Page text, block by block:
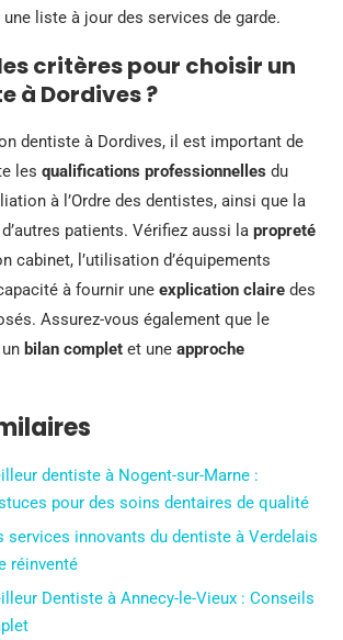
liste à jour des services de garde.
critères pour choisir un
à Dordives ?
dentiste à Dordives, il est important de
les qualifications professionnelles du
à l’Ordre des dentistes, ainsi que la
d’autres patients. Vérifiez aussi la propreté
cabinet, l’utilisation d’équipements
à fournir une explication claire des
Assurez-vous également que le
bilan complet et une approche
dentiste à Nogent-sur-Marne :
pour des soins dentaires de qualité
services innovants du dentiste à Verdelais
réinventé
Dentiste à Annecy-le-Vieux : Conseils